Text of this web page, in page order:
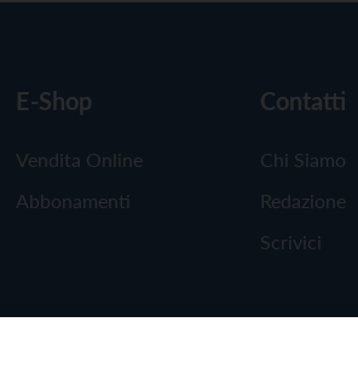
E-Shop
Vendita Online
Abbonamenti
Contatti
Chi Siamo
Redazione
Scrivici